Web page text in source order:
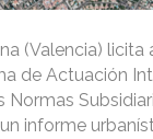
(Valencia)
de Actuación
Normas
informe